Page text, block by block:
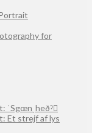
for
ˈSgœnˌheðˀ
Et strejf af lys